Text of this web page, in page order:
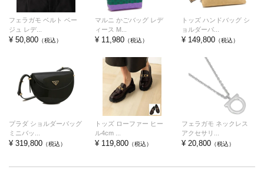
フェラガモ ベルト ベー
ジュ レデ...
¥ 50,800 （税込）
マルニ かごバッグ レデ
ィース M...
¥ 11,980 （税込）
トッズ ハンドバッグ シ
ョルダーバ...
¥ 149,800（税込）
プラダ ショルダーバッグ
ミニバッ...
¥ 319,800 （税込）
トッズ ローファー ヒー
ル4cm ...
¥ 119,800 （税込）
フェラガモ ネックレス
アクセサリ...
¥ 20,800（税込）